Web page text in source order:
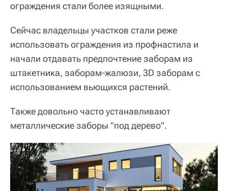
ограждения стали более изящными.
Сейчас владельцы участков стали реже
использовать ограждения из профнастила и
начали отдавать предпочтение заборам из
штакетника, заборам-жалюзи, 3D заборам с
использованием вьющихся растений.
Также довольно часто устанавливают
металлические заборы "под дерево".